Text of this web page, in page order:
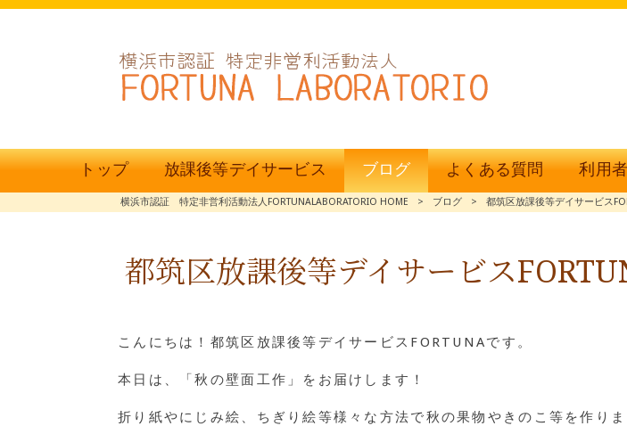
トップ 放課後等デイサービス ブログ よくある質問 利用
横浜市認証 特定非営利活動法人FORTUNALABORATORIO HOME > ブログ > 都筑区放課後等デイサービス
都筑区放課後等デイサービス
こんにちは！都筑区放課後等デイサービスFORTUNAです。
本日は、「秋の壁面工作」をお届けします！
折り紙やにじみ絵、ちぎり絵等様々な方法で秋の果物やきのこ等を作りま